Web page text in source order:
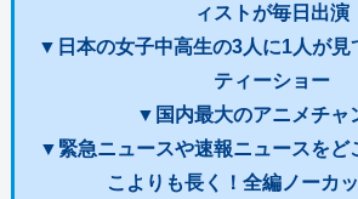
ィストが毎日出演
▼日本の女子中高生の3人に1人が見
ティーショー
▼国内最大のアニメチャ
▼緊急ニュースや速報ニュースをど
こよりも長く！全編ノーカ